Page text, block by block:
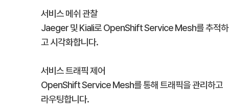
서비스 메쉬 관찰
Jaeger 및 Kiali로 OpenShift Service Mesh를 추적하
고 시각화합니다.
서비스 트래픽 제어
OpenShift Service Mesh를 통해 트래픽을 관리하고
라우팅합니다.